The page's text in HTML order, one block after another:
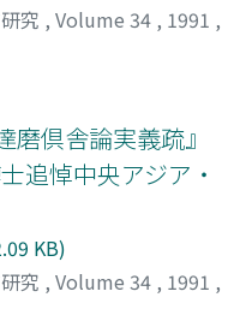
究 , Volume 34 , 1991 ,
倶舎論実義疏』
追悼中央アジア・
KB)
究 , Volume 34 , 1991 ,